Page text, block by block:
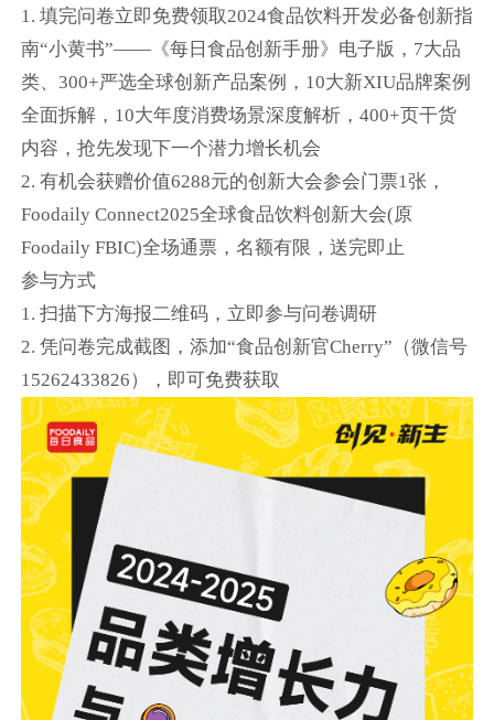
1. 填完问卷立即免费领取2024食品饮料开发必备创新指
南“小黄书”——《每日食品创新手册》电子版，7大品
类、300+严选全球创新产品案例，10大新XIU品牌案例
全面拆解，10大年度消费场景深度解析，400+页干货
内容，抢先发现下一个潜力增长机会
2. 有机会获赠价值6288元的创新大会参会门票1张，
Foodaily Connect2025全球食品饮料创新大会(原
Foodaily FBIC)全场通票，名额有限，送完即止
参与方式
1. 扫描下方海报二维码，立即参与问卷调研
2. 凭问卷完成截图，添加“食品创新官Cherry”（微信号
15262433826），即可免费获取